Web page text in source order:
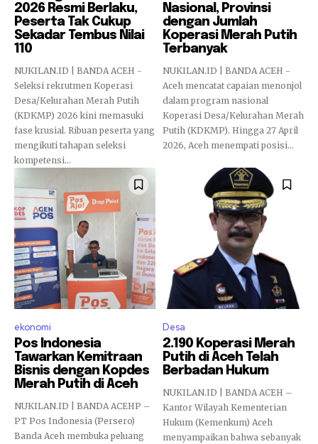
2026 Resmi Berlaku,
Peserta Tak Cukup
Sekadar Tembus Nilai
110
NUKILAN.ID | BANDA ACEH -
Seleksi rekrutmen Koperasi
Desa/Kelurahan Merah Putih
(KDKMP) 2026 kini memasuki
fase krusial. Ribuan peserta yang
mengikuti tahapan seleksi
kompetensi...
Nasional, Provinsi
dengan Jumlah
Koperasi Merah Putih
Terbanyak
NUKILAN.ID | BANDA ACEH -
Aceh mencatat capaian menonjol
dalam program nasional
Koperasi Desa/Kelurahan Merah
Putih (KDKMP). Hingga 27 April
2026, Aceh menempati posisi...
ekonomi
Pos Indonesia
Tawarkan Kemitraan
Bisnis dengan Kopdes
Merah Putih di Aceh
NUKILAN.ID | BANDA ACEHP –
PT Pos Indonesia (Persero)
Banda Aceh membuka peluang
Desa
2.190 Koperasi Merah
Putih di Aceh Telah
Berbadan Hukum
NUKILAN.ID | BANDA ACEH –
Kantor Wilayah Kementerian
Hukum (Kemenkum) Aceh
menyampaikan bahwa sebanyak